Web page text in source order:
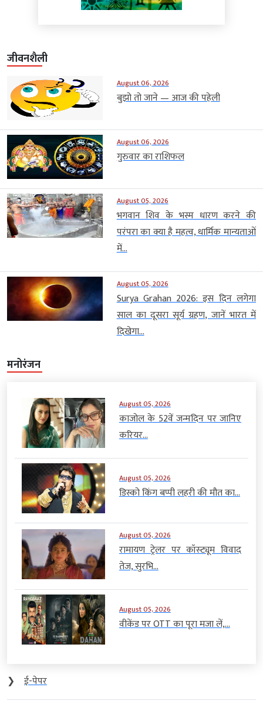
जीवनशैली
August 06, 2026
बुझो तो जाने — आज की पहेली
August 06, 2026
गुरुवार का राशिफल
August 05, 2026
भगवान शिव के भस्म धारण करने की
परंपरा का क्या है महत्व, धार्मिक मान्यताओं
में...
August 05, 2026
Surya Grahan 2026: इस दिन लगेगा
साल का दूसरा सूर्य ग्रहण, जानें भारत में
दिखेगा...
मनोरंजन
August 05, 2026
काजोल के 52वें जन्मदिन पर जानिए
करियर...
August 05, 2026
डिस्को किंग बप्पी लहरी की मौत का...
August 05, 2026
रामायण ट्रेलर पर कॉस्ट्यूम विवाद
तेज, सुरभि...
August 05, 2026
वीकेंड पर OTT का पूरा मजा लें,...
❯
ई-पेपर